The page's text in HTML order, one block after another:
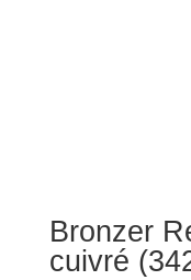
Bronzer
cuivré